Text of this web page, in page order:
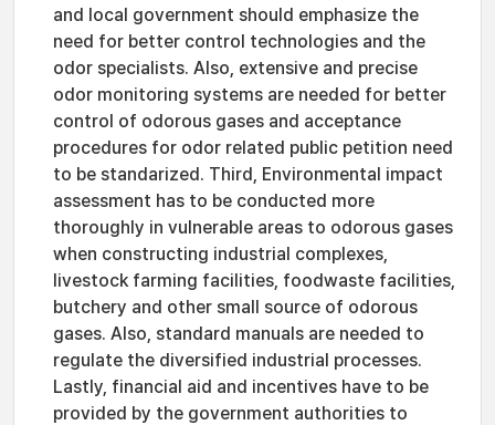
and local government should emphasize the
need for better control technologies and the
odor specialists. Also, extensive and precise
odor monitoring systems are needed for better
control of odorous gases and acceptance
procedures for odor related public petition need
to be standarized. Third, Environmental impact
assessment has to be conducted more
thoroughly in vulnerable areas to odorous gases
when constructing industrial complexes,
livestock farming facilities, foodwaste facilities,
butchery and other small source of odorous
gases. Also, standard manuals are needed to
regulate the diversified industrial processes.
Lastly, financial aid and incentives have to be
provided by the government authorities to